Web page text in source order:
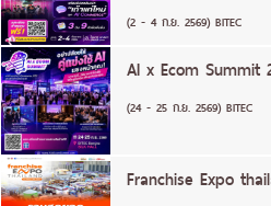
(2 - 4 ก.ย. 2569) BITEC
AI x Ecom Summit
(24 - 25 ก.ย. 2569) BITEC
Franchise Expo